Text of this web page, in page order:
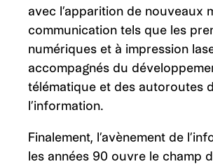
avec l’apparition de nouveaux
communication tels que les
numériques et à impression
accompagnés du
télématique et des autoroutes
l’information.
Finalement, l’avènement de
les années 90 ouvre le champ